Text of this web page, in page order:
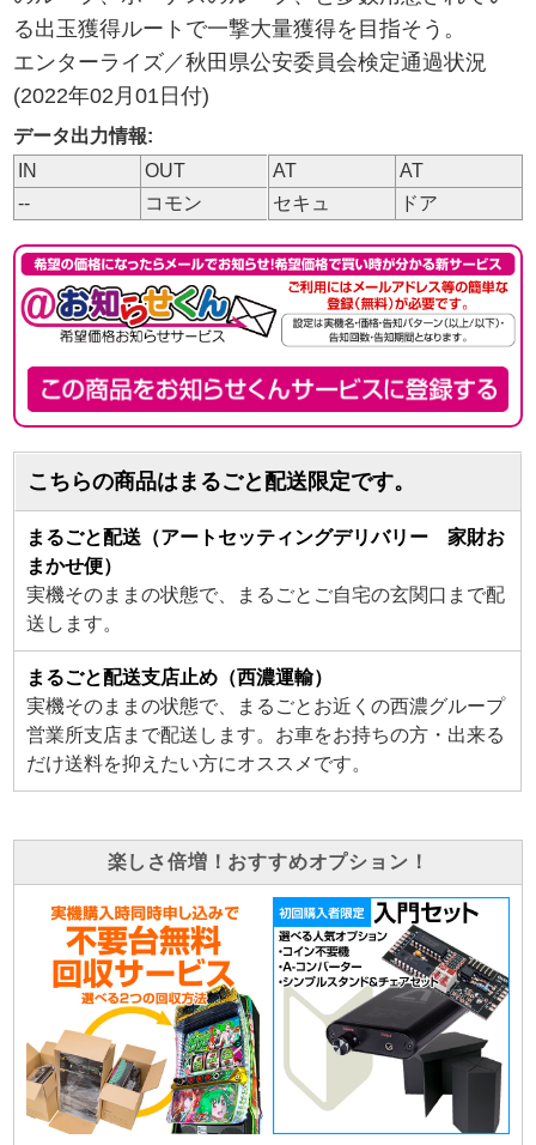
る出玉獲得ルートで一撃大量獲得を目指そう。
エンターライズ／秋田県公安委員会検定通過状況
(2022年02月01日付)
データ出力情報:
IN
OUT AT
AT
--
コモン セキュ ドア
こちらの商品はまるごと配送限定です。
まるごと配送（アートセッティングデリバリー 家財お
まかせ便）
実機そのままの状態で、まるごとご自宅の玄関口まで配
送します。
まるごと配送支店止め（西濃運輸）
実機そのままの状態で、まるごとお近くの西濃グループ
営業所支店まで配送します。お車をお持ちの方・出来る
だけ送料を抑えたい方にオススメです。
楽しさ倍増！おすすめオプション！